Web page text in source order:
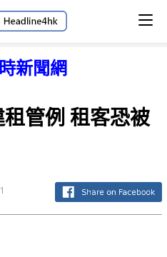
新聞網
管例 租客恐被